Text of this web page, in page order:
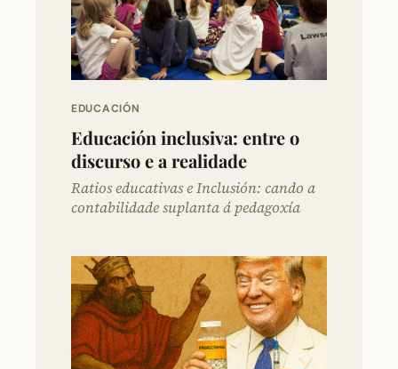
EDUCACIÓN
Educación inclusiva: entre o
discurso e a realidade
Ratios educativas e Inclusión: cando a
contabilidade suplanta á pedagoxía